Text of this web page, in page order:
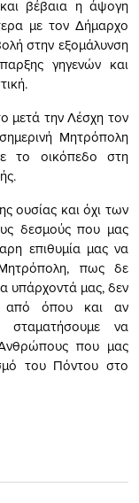
βέβαια η άψογη
με τον Δήμαρχο
στην εξομάλυνση
γηγενών και
μετά την Λέσχη τον
Μητρόπολη
το οικόπεδο στη
ουσίας και όχι των
δεσμούς που μας
επιθυμία μας να
πως δε
υπάρχοντά μας, δεν
από όπου και αν
να
που μας
του Πόντου στο